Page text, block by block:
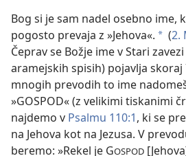
Bog si je sam nadel osebno ime,
pogosto prevaja z »Jehova«. a (2.
Čeprav se Božje ime v Stari
aramejskih spisih) pojavlja skoraj
mnogih prevodih to ime
»GOSPOD« (z velikimi tiskanimi
najdemo v Psalmu 110:1, ki se
na Jehova kot na Jezusa. V
beremo: »Rekel je GOSPOD